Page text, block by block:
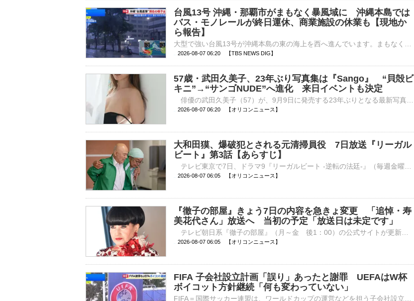
台風13号 沖縄・那覇市がまもなく暴風域に 沖縄本島では
バス・モノレールが終日運休、商業施設の休業も【現地か
ら報告】
2026-08-07 06:20 【TBS NEWS DIG】
57歳・武田久美子、23年ぶり写真集は『Sango』 “貝殻ビ
キニ”→“サンゴNUDE”へ進化 来日イベントも決定
2026-08-07 06:20 【オリコンニュース】
大和田獏、爆破犯とされる元清掃員役 7日放送『リーガル
ビート』第3話【あらすじ】
2026-08-07 06:05 【オリコンニュース】
『徹子の部屋』きょう7日の内容を急きょ変更 「追悼・寿
美花代さん」放送へ 当初の予定「放送日は未定です」
2026-08-07 06:05 【オリコンニュース】
FIFA 子会社設立計画「誤り」あったと謝罪 UEFAはW杯
ボイコット方針継続「何も変わっていない」